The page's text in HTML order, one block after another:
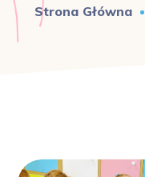
Strona Główna